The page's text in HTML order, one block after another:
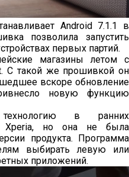
Android 7.1.1 в
позволила запустить
первых партий.
магазины летом с
С такой же прошивкой он
вскоре обновление
новую функцию
в ранних
Xperia, но она не была
продукта. Программа
выбирать левую или
приложений.